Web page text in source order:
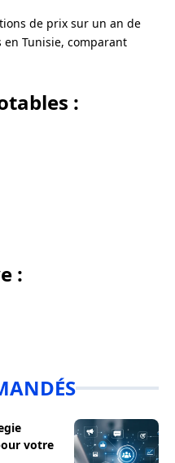
de prix sur un an de
Tunisie, comparant
:
:
votre